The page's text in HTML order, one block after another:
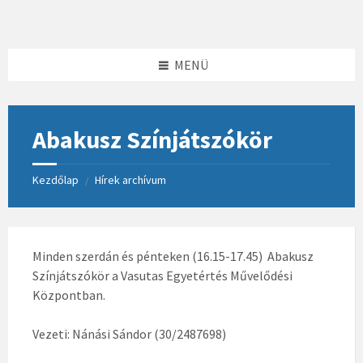
MENÜ
Abakusz Színjátszókör
Kezdőlap / Hírek archívum
Minden szerdán és pénteken (16.15-17.45) Abakusz
Színjátszókör a Vasutas Egyetértés Művelődési
Központban.
Vezeti: Nánási Sándor (30/2487698)